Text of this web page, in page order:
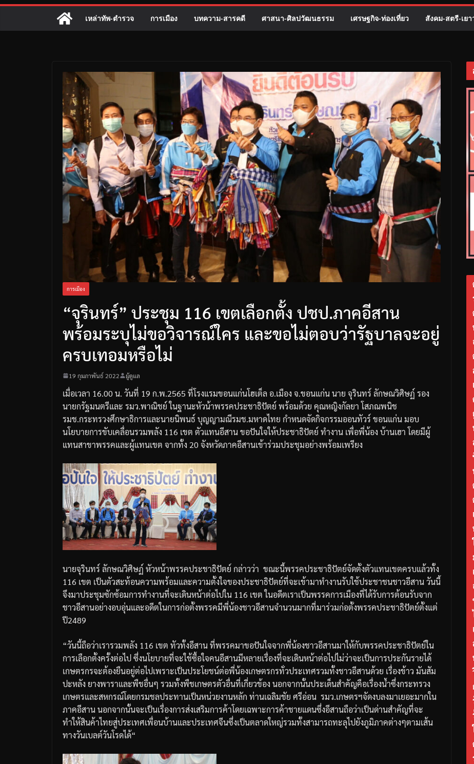
เหล่าทัพ-ตำรวจ การเมือง บทความ-สารคดี ศาสนา-ศิลปวัฒนธรรม เศรษฐกิจ-ท่องเที่ยว สังคม-สตรี-เย
การเมือง
“จุรินทร์” ประชุม 116 เขตเลือกตั้ง ปชป.ภาคอีสาน
พร้อมระบุไม่ขอวิจารณ์ใคร และขอไม่ตอบว่ารัฐบาลจะอยู่
ครบเทอมหรือไม่
19 กุมภาพันธ์ 2022 ผู้ดูแล
เมื่อเวลา 16.00น. วันที่ 19 ก.พ.2565 ที่โรงแรมขอนแก่นโฮเต็ล อ.เมือง จ.ขอนแก่นนาย จุรินทร์ ลักษณวิศิษฏ์ รอง
นายกรัฐมนตรีและ รมว.พาณิชย์ ในฐานะหัวน้าพรรคประชาธิปัตย์ พร้อมด้วย คุณหญิงกัลยา โสภณพนิช
รมช.กระทรวงศึกษาธิการและนายนิพนธ์ บุญญามณีรมช.มหาดไทย กำหนดจัดกิจกรรมออนทัวร์ ขอนแก่นมอบ
นโยบายการขับเคลื่อนรวมพลัง 116 เขต ตัวแทนอีสานขอปันใจให้ประชาธิปัตย์ ทำงาน เพื่อพี่น้อง บ้านเฮา โดยมีผู้
แทนสาขาพรรคและผู้แทนเขต จากทั้ง 20จังหวัดภาคอีสานเข้าร่วมประชุมอย่างพร้อมเพรียง
นายจุรินทร์ ลักษณวิศิษฏ์ หัวหน้าพรรคประชาธิปัตย์ กล่าวว่า ขณะนี้พรรคประชาธิปัตย์จัดตั้งตัวแทนเขตครบแล้วทั้ง
116 เขต เป็นตัวสะท้อนความพร้อมและความตั้งใจของประชาธิปัตย์ที่จะเข้ามาทำงานรับใช้ประชาชนชาวอีสานวันนี้
จึงมาประชุมซักซ้อมการทำงานที่จะเดินหน้าต่อไปใน 116 เขต ในอดีตเราเป็นพรรคการเมืองที่ได้รับการต้อนรับจาก
ชาวอีสานอย่างอบอุ่นและอดีตในการก่อตั้งพรรคมีพี่น้องชาวอีสานจำนวนมากที่มาร่วมก่อตั้งพรรคประชาธิปัตย์ตั้งแต่
ปี2489
“วันนี้ถือว่าเรารวมพลัง 116 เขต ทัวทั้งอีสานที่พรรคมาขอปันใจจากพี่น้องชาวอีสานมาให้กับพรรคประชาธิปัตย์ใน
การเลือกตั้งครั้งต่อไปซึ่งนโยบายที่จะใช้ซื้อใจคนอีสานมีหลายเรื่องที่จะเดินหน้าต่อไปไม่ว่าจะเป็นการประกันรายได้
เกษตรกรจะต้องยืนอยู่ต่อไปเพราะเป็นประโยชน์ต่อพี่น้องเกษตรกรทั่วประเทศรวมทั้งชาวอีสานด้วย เรื่องข้าว มันสัม
ปะหลัง ยางพาราและพืชอื่นๆ รวมทั้งพืชเกษตรตัวอื่นที่เกี่ยวข้อง นอกจากนั้นประเด็นสำคัญคือเรื่องน้ำซึ่งกระทรวง
เกษตรและสหกรณ์โดยกรมชลประทานเป็นหน่วยงานหลัก ท่านเฉลิมชัย ศรีอ่อน รมว.เกษตรฯจัดงบลงมาเยอะมากใน
ภาคอีสานนอกจากนั้นจะเป็นเรื่องการส่งเสริมการค้าโดยเฉพาะการค้าชายแดนซึ่งอีสานถือว่าเป็นด่านสำคัญที่จะ
ทำให้สินค้าไทยสู่ประเทศเพื่อนบ้านและประเทศจีนซึ่งเป็นตลาดใหญ่รวมทั้งสามารถทะลุไปยังภูมิภาคต่างๆตามเส้น
ทางวันเบลต์วันโรดได้“